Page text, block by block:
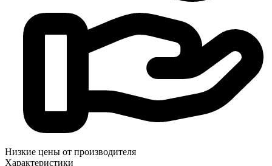
Низкие цены от производителя
Характеристики